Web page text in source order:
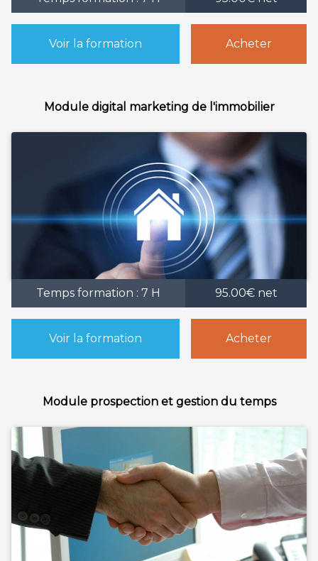
Voir la formation Acheter
Module digital marketing de l'immobilier
Temps formation : 7 H 95.00€ net
Voir la formation Acheter
Module prospection et gestion du temps